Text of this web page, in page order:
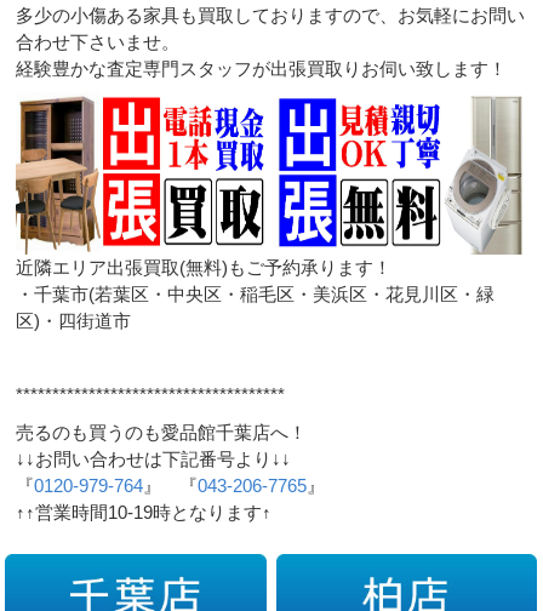
多少の小傷ある家具も買取しておりますので、お気軽にお問い
合わせ下さいませ。
経験豊かな査定専門スタッフが出張買取りお伺い致します！
近隣エリア出張買取(無料)もご予約承ります！
・千葉市(若葉区・中央区・稲毛区・美浜区・花見川区・緑
区)・四街道市
*************************************
売るのも買うのも愛品館千葉店へ！
↓↓お問い合わせは下記番号より↓↓
『0120-979-764 』 『043-206-7765 』
↑↑営業時間10-19時となります↑